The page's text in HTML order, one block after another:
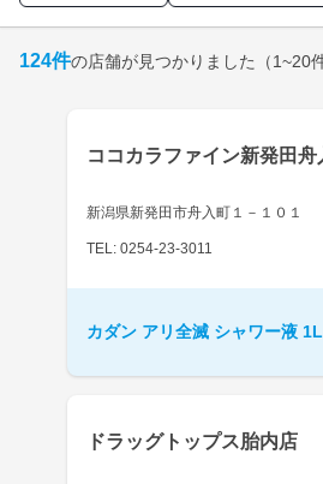
取扱店検索はこちら
124件の店舗が見つかりました （1~20
ココカラファイン新発田舟
新潟県新発田市舟入町１－１０１
TEL: 0254-23-3011
カダン アリ全滅 シャワー液 1L
ドラッグトップス胎内店